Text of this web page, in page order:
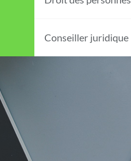
Conseiller juridique